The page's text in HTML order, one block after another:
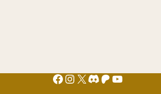
Facebook
Instagram
X Discord
Patreon
YouTube